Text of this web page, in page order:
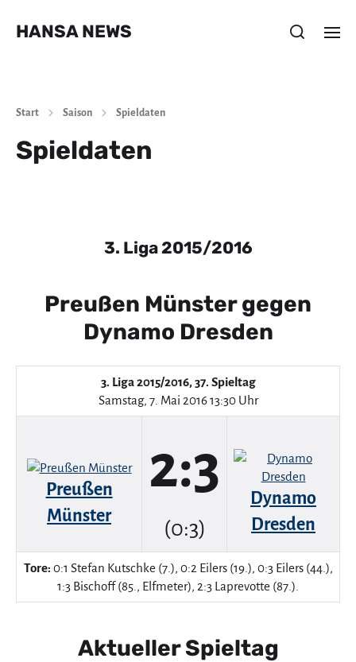
HANSA NEWS
Start Saison Spieldaten
Spieldaten
3. Liga 2015/2016
Preußen Münster gegen
Dynamo Dresden
3. Liga 2015/2016, 37. Spieltag
Samstag, 7. Mai 2016 13:30 Uhr
Preußen
Münster
2:3
(0:3)
Dynamo
Dresden
Tore: 0:1 Stefan Kutschke (7.), 0:2 Eilers (19.), 0:3 Eilers (44.),
1:3 Bischoff (85., Elfmeter), 2:3 Laprevotte (87.).
Aktueller Spieltag